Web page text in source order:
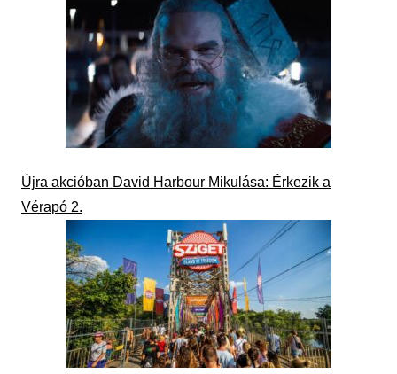
Újra akcióban David Harbour Mikulása: Érkezik a
Vérapó 2.